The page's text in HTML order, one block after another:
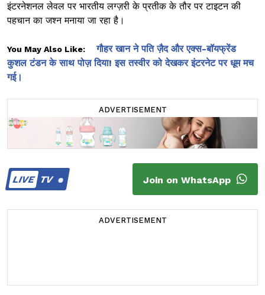
इंटरनेशनल लेवल पर भारतीय लग्ज़री के प्रतीक के तौर पर टाइटन की
पहचान का जश्न मनाया जा रहा है।
You May Also Like:
गौहर खान ने पति ज़ैद और एक्स-बॉयफ्रेंड
कुशल टंडन के साथ पोज़ दिया! इस तस्वीर को देखकर इंटरनेट पर धूम मच
गई।
ADVERTISEMENT
LIVETV Join on WhatsApp
ADVERTISEMENT